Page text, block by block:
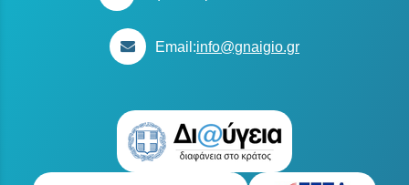
Email:info@gnaigio.gr